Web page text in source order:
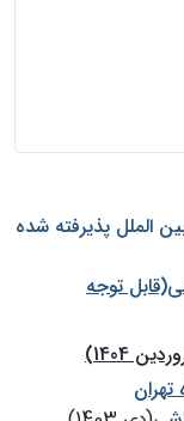
الملل پذيرفته شده
توجه
تهران